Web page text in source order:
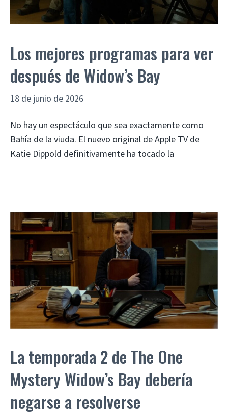
Los mejores programas para ver
después de Widow’s Bay
18 de junio de 2026
No hay un espectáculo que sea exactamente como
Bahía de la viuda. El nuevo original de Apple TV de
Katie Dippold definitivamente ha tocado la
La temporada 2 de The One
Mystery Widow’s Bay debería
negarse a resolverse